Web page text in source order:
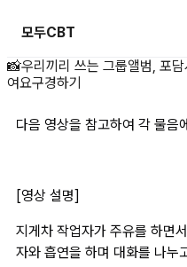
모두CBT
다음 영상을 참
📸우리끼리 쓰는 그룹앨범, 포담
여요구경하기
다음 영상을 참고하여 각 물음
[영상 설명]
지게차 작업자가 주유를 하면
자와 흡연을 하며 대화를 나누